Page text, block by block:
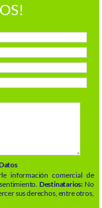
información comercial de
Destinatarios:No
sus derechos, entre otros,